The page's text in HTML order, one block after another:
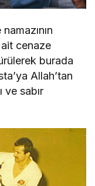
ait cenaze
burada
Allah’tan
ve sabır